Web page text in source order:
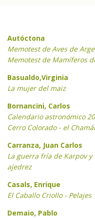
Autóctona
Memotest de Aves de
Memotest de Mamíferos
Basualdo,Virginia
La mujer del maiz
Bornancini, Carlos
Calendario astronómico
Cerro Colorado - el
Carranza, Juan Carlos
La guerra fría de Karpov
ajedrez
Casals, Enrique
El Caballo Criollo - Pelajes
Demaio, Pablo